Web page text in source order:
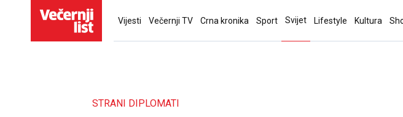
Vijesti Večernji TV Crna kronika Sport Svijet Lifestyle Kultura
STRANI DIPLOMATI